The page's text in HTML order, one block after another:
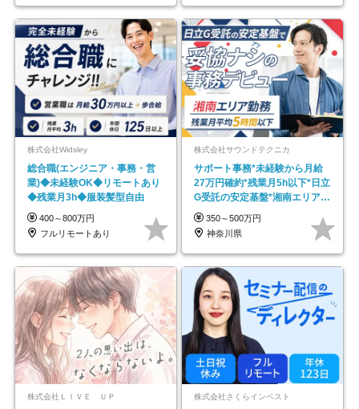
株式会社Widsley
総合職(エンジニア・事務・営
業)◆未経験OK◆リモートあり
◆残業月3h◆服装髪型自由
400～800万円
フルリモートあり
株式会社サウンドテクニカ
サポート事務*未経験から月給
27万円確約*残業月5h以下*日立
G受託の安定基盤*湘南エリア勤
務
350～500万円
神奈川県
株式会社ＬＩＶＥ ＵＰ 株式会社さくらインベスト